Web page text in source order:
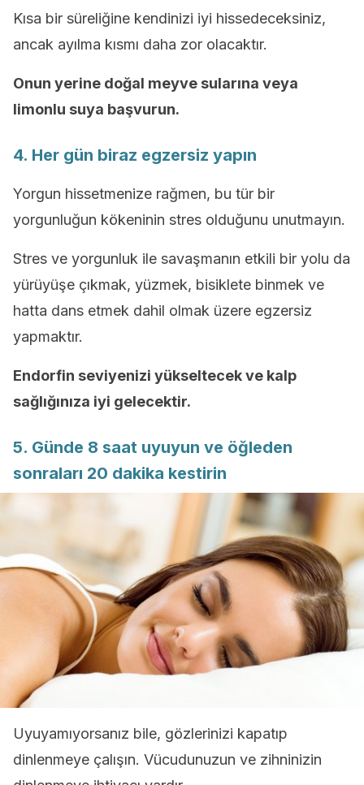
Kısa bir süreliğine kendinizi iyi hissedeceksiniz,
ancak ayılma kısmı daha zor olacaktır.
Onun yerine doğal meyve sularına veya
limonlu suya başvurun.
4. Her gün biraz egzersiz yapın
Yorgun hissetmenize rağmen, bu tür bir
yorgunluğun kökeninin stres olduğunu unutmayın.
Stres ve yorgunluk ile savaşmanın etkili bir yolu da
yürüyüşe çıkmak, yüzmek, bisiklete binmek ve
hatta dans etmek dahil olmak üzere egzersiz
yapmaktır.
Endorfin seviyenizi yükseltecek ve kalp
sağlığınıza iyi gelecektir.
5. Günde 8 saat uyuyun ve öğleden
sonraları 20 dakika kestirin
Uyuyamıyorsanız bile, gözlerinizi kapatıp
dinlenmeye çalışın. Vücudunuzun ve zihninizin